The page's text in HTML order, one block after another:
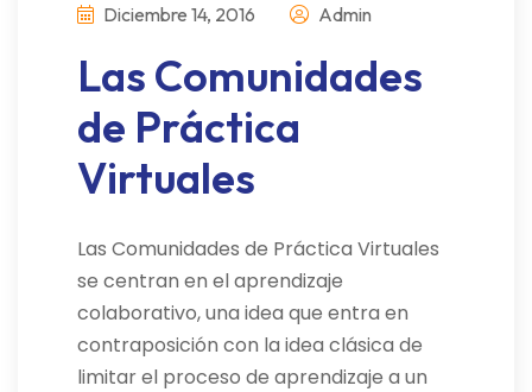
Diciembre 14, 2016 Admin
Las Comunidades
de Práctica
Virtuales
Las Comunidades de Práctica Virtuales
se centran en el aprendizaje
colaborativo, una idea que entra en
contraposición con la idea clásica de
limitar el proceso de aprendizaje a un